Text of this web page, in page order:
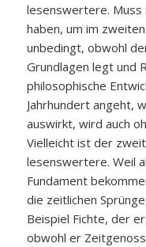
lesenswertere. Muss
haben, um im
unbedingt, obwohl
Grundlagen legt und
philosophische
Jahrhundert angeht,
auswirkt, wird auch
Vielleicht ist der
lesenswertere. Weil
Fundament
die zeitlichen
Beispiel Fichte, der
obwohl er